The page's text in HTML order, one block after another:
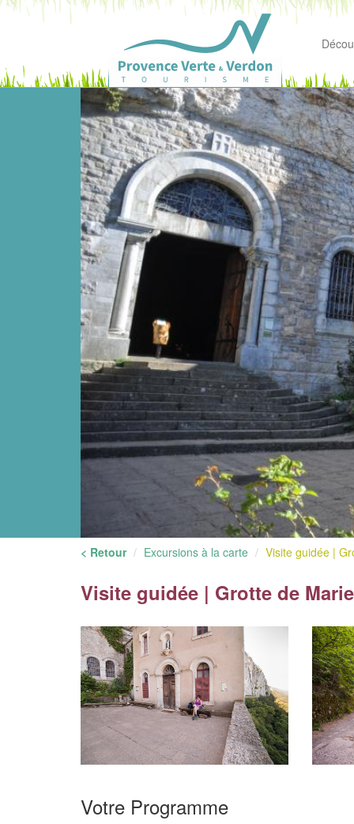
< Retour Excursions à la carte Visite guidée |
Visite guidée | Grotte de
Votre Programme